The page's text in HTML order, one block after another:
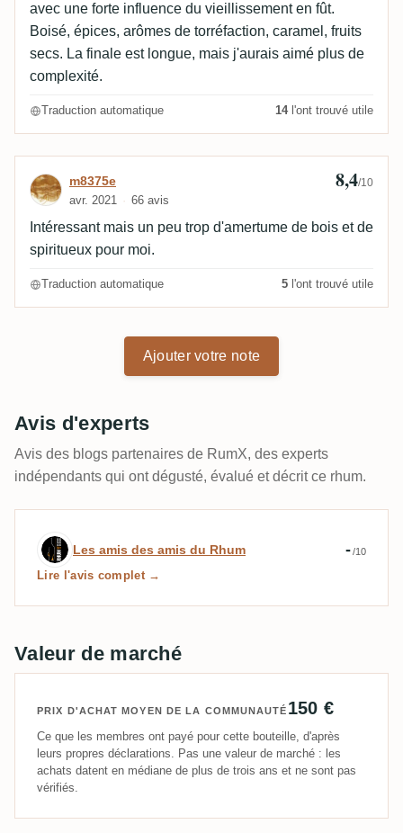
avec une forte influence du vieillissement en fût.
Boisé, épices, arômes de torréfaction, caramel, fruits
secs. La finale est longue, mais j'aurais aimé plus de
complexité.
Traduction automatique 14l'ont trouvé utile
Avis de m8375e
m8375e
avr. 2021 66 avis
8,4/10
Intéressant mais un peu trop d'amertume de bois et de
spiritueux pour moi.
Traduction automatique 5 l'ont trouvé utile
Ajouter votre note
Avis d'experts
Avis des blogs partenaires de RumX, des experts
indépendants qui ont dégusté, évalué et décrit ce rhum.
Avis d’expert par Les amis des amis du
Les amis des amis du Rhum -/10
Lire l'avis complet →
Valeur de marché
PRIX D'ACHAT MOYEN DE LA COMMUNAUTÉ 150 €
Ce que les membres ont payé pour cette bouteille, d'après
leurs propres déclarations. Pas une valeur de marché : les
achats datent en médiane de plus de trois ans et ne sont pas
vérifiés.